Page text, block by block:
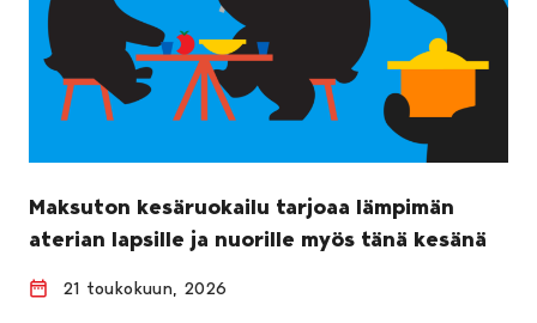
Maksuton kesäruokailu tarjoaa lämpimän
aterian lapsille ja nuorille myös tänä kesänä
21 toukokuun, 2026